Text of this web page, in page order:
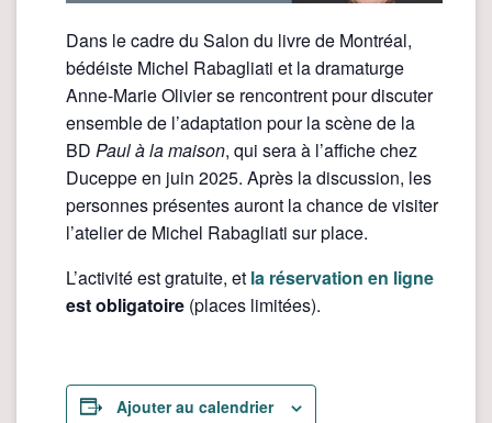
Dans le cadre du Salon du livre de Montréal,
bédéiste Michel Rabagliati et la dramaturge
Anne-Marie Olivier se rencontrent pour discuter
ensemble de l’adaptation pour la scène de la
BD Paul à la maison, qui sera à l’affiche chez
Duceppe en juin 2025. Après la discussion, les
personnes présentes auront la chance de visiter
l’atelier de Michel Rabagliati sur place.
L’activité est gratuite, et la réservation en ligne
est obligatoire (places limitées).
Ajouter au calendrier